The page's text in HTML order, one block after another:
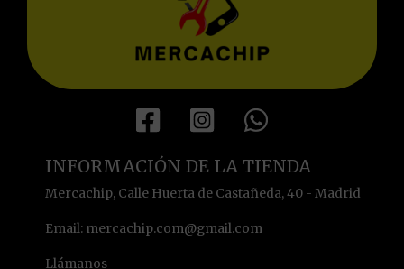
INFORMACIÓN DE LA TIENDA
Mercachip, Calle Huerta de Castañeda, 40 - Madrid
Email: mercachip.com@gmail.com
Llámanos